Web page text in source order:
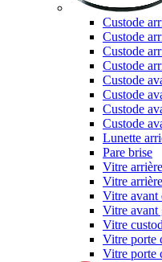
Custode
Custode
Custode
Custode
Custode
Custode
Custode
Custode
Lunette
Pare brise
Vitre
Vitre
Vitre avant
Vitre avant
Vitre
Vitre porte
Vitre porte